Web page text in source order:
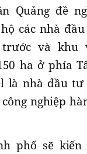
Quảng đề
các nhà
và khu
ha ở phía
là nhà đầu
nghiệp
phố sẽ kiến